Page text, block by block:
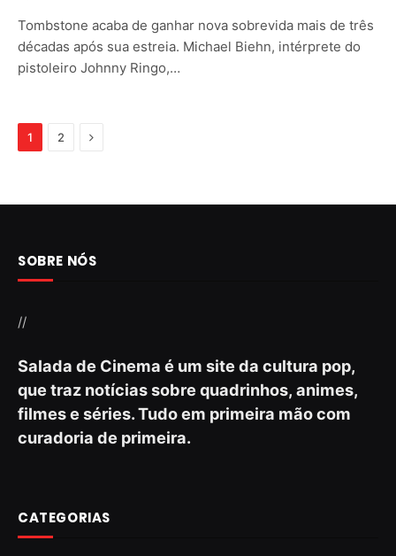
Tombstone acaba de ganhar nova sobrevida mais de três
décadas após sua estreia. Michael Biehn, intérprete do
pistoleiro Johnny Ringo,…
1 2 Next
SOBRE NÓS
//
Salada de Cinema é um site da cultura pop,
que traz notícias sobre quadrinhos, animes,
filmes e séries. Tudo em primeira mão com
curadoria de primeira.
CATEGORIAS